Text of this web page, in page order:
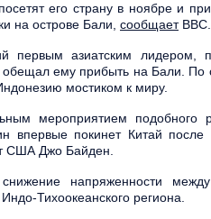
его страну в ноябре и
на острове Бали, сообщаетВВС.
первым азиатским лидером,
обещал ему прибыть на Бали. По
мостиком к миру.
мероприятием подобного
впервые покинет Китай
США Джо Байден.
напряженности
Тихоокеанского региона.